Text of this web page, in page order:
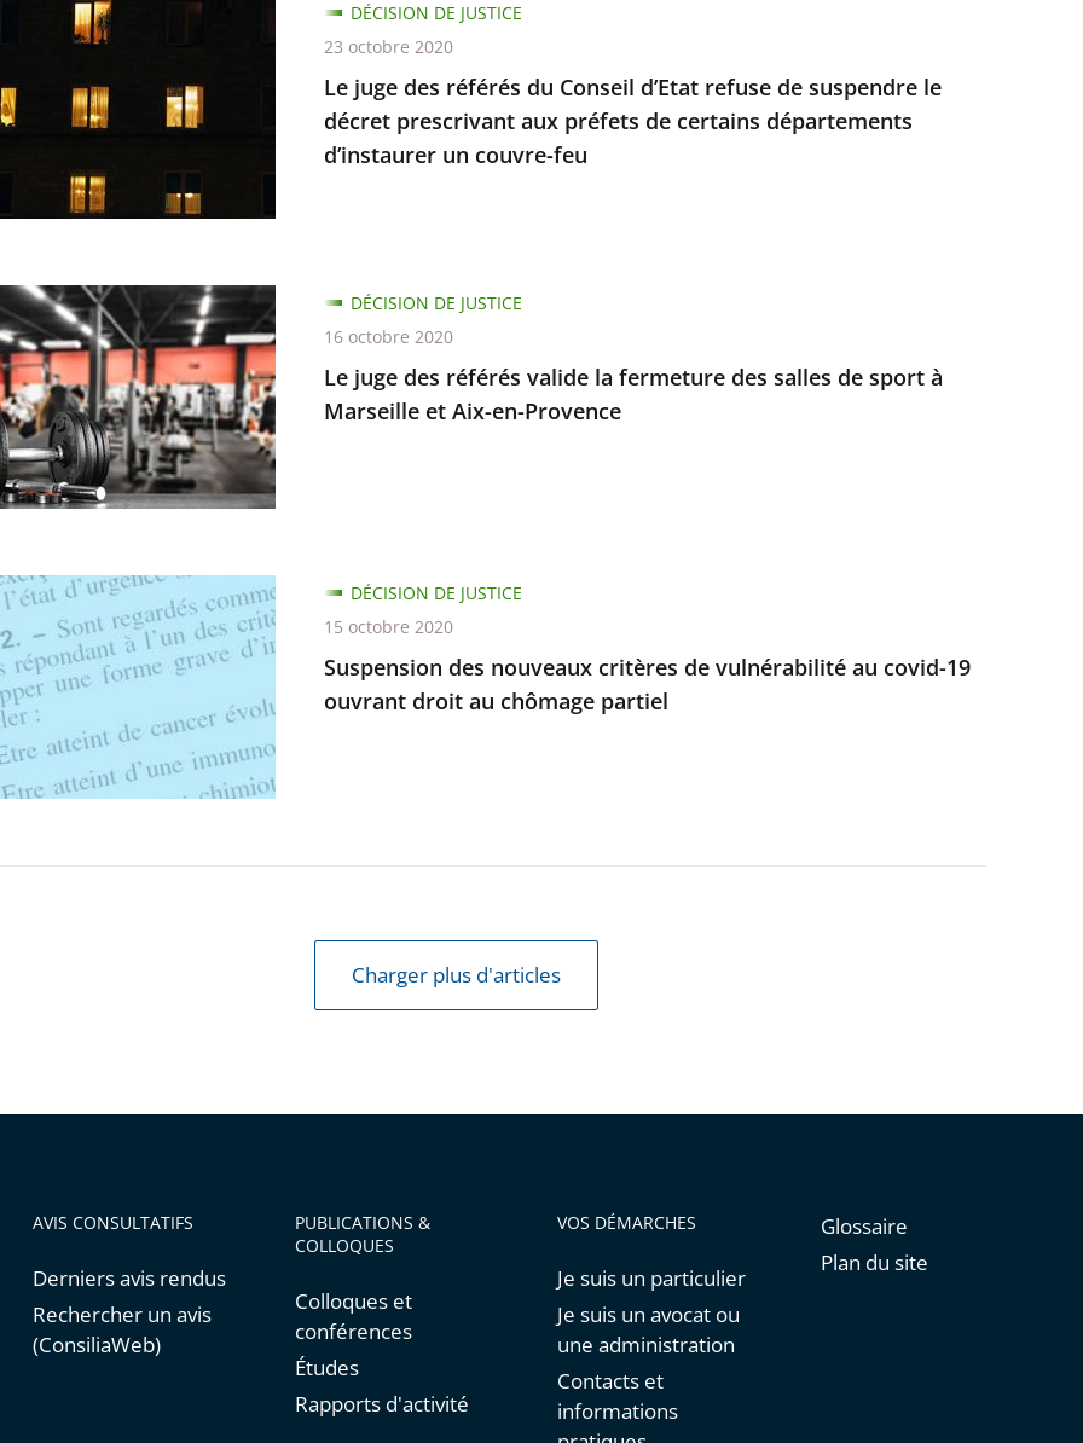
Le juge des référés du Conseil d’Etat refuse de suspendre le
décret prescrivant aux préfets de certains départements
d’instaurer un couvre-feu
DÉCISION DE JUSTICE
23 octobre 2020
Le juge des référés valide la fermeture des salles de sport à
Marseille et Aix-en-Provence
DÉCISION DE JUSTICE
16 octobre 2020
Suspension des nouveaux critères de vulnérabilité au covid-19
ouvrant droit au chômage partiel
DÉCISION DE JUSTICE
15 octobre 2020
Charger plus d'articles
AVIS CONSULTATIFS
Derniers avis rendus
Rechercher un avis
(ConsiliaWeb)
PUBLICATIONS &
COLLOQUES
Colloques et
conférences
Études
Rapports d'activité
VOS DÉMARCHES
Je suis un particulier
Je suis un avocat ou
une administration
Contacts et
informations
Glossaire
Plan du site